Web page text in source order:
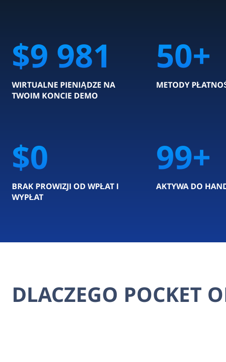
$10 000
WIRTUALNE PIENIĄDZE NA
TWOIM KONCIE DEMO
50+
METODY
$0
BRAK PROWIZJI OD WPŁAT I
WYPŁAT
100
AKTYWA DO
DLACZEGO POCKET